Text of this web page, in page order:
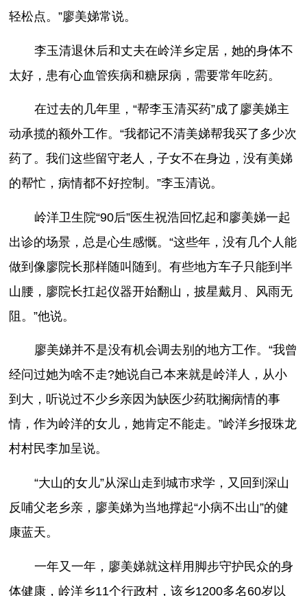
轻松点。”廖美娣常说。
李玉清退休后和丈夫在岭洋乡定居，她的身体不
太好，患有心血管疾病和糖尿病，需要常年吃药。
在过去的几年里，“帮李玉清买药”成了廖美娣主
动承揽的额外工作。“我都记不清美娣帮我买了多少次
药了。我们这些留守老人，子女不在身边，没有美娣
的帮忙，病情都不好控制。”李玉清说。
岭洋卫生院“90后”医生祝浩回忆起和廖美娣一起
出诊的场景，总是心生感慨。“这些年，没有几个人能
做到像廖院长那样随叫随到。有些地方车子只能到半
山腰，廖院长扛起仪器开始翻山，披星戴月、风雨无
阻。”他说。
廖美娣并不是没有机会调去别的地方工作。“我曾
经问过她为啥不走?她说自己本来就是岭洋人，从小
到大，听说过不少乡亲因为缺医少药耽搁病情的事
情，作为岭洋的女儿，她肯定不能走。”岭洋乡报珠龙
村村民李加呈说。
“大山的女儿”从深山走到城市求学，又回到深山
反哺父老乡亲，廖美娣为当地撑起“小病不出山”的健
康蓝天。
一年又一年，廖美娣就这样用脚步守护民众的身
体健康，岭洋乡11个行政村，该乡1200多名60岁以